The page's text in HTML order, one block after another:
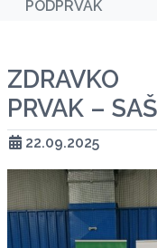
PODPRVAK
ZDRAVKO
PRVAK –
22.09.2025